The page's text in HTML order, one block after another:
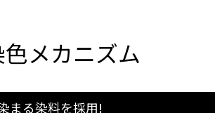
メカニズム
まる染料を採用!